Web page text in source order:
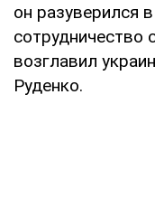
он разуверился
сотрудничество
возглавил
Руденко.